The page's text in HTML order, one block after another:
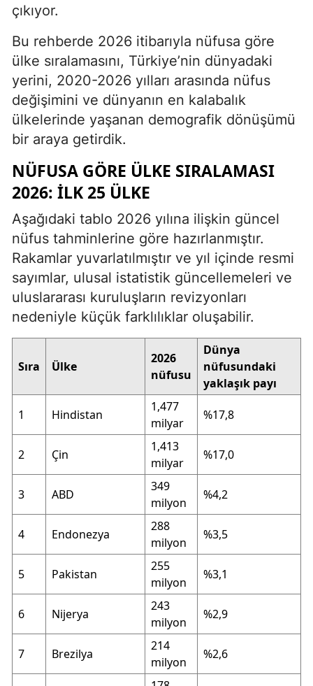
çıkıyor.
Bu rehberde 2026 itibarıyla nüfusa göre
ülke sıralamasını, Türkiye’nin dünyadaki
yerini, 2020-2026 yılları arasında nüfus
değişimini ve dünyanın en kalabalık
ülkelerinde yaşanan demografik dönüşümü
bir araya getirdik.
NÜFUSA GÖRE ÜLKE SIRALAMASI
2026: İLK 25 ÜLKE
Aşağıdaki tablo 2026 yılına ilişkin güncel
nüfus tahminlerine göre hazırlanmıştır.
Rakamlar yuvarlatılmıştır ve yıl içinde resmi
sayımlar, ulusal istatistik güncellemeleri ve
uluslararası kuruluşların revizyonları
nedeniyle küçük farklılıklar oluşabilir.
Sıra Ülke
2026
nüfusu
Dünya
nüfusundaki
yaklaşık payı
1 Hindistan
1,477
milyar
%17,8
2 Çin
1,413
milyar
%17,0
3 ABD
349
milyon
%4,2
4 Endonezya
288
milyon
%3,5
5 Pakistan
255
milyon
%3,1
6 Nijerya
243
milyon
%2,9
7 Brezilya
214
milyon
%2,6